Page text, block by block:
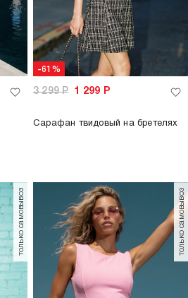
-61%
3 299Р 1 299 Р
Сарафан твидовый на бретелях
только самовывоз только самовывоз